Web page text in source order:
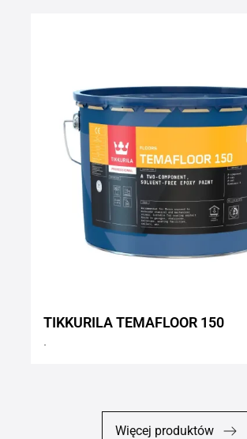
TIKKURILA TEMAFLOOR 150
.
Więcej produktów